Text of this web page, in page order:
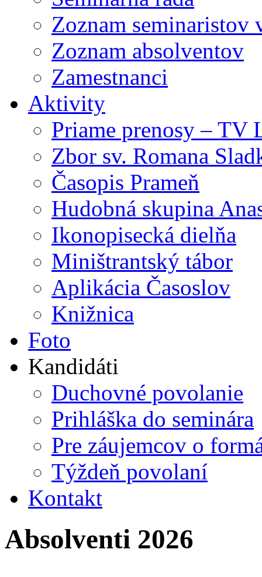
Zoznam seminaristov
Zoznam absolventov
Zamestnanci
Aktivity
Priame prenosy – TV
Zbor sv. Romana
Časopis Prameň
Hudobná skupina
Ikonopisecká dielňa
Miništrantský tábor
Aplikácia Časoslov
Knižnica
Foto
Kandidáti
Duchovné povolanie
Prihláška do seminára
Pre záujemcov o
Týždeň povolaní
Kontakt
Absolventi 2026